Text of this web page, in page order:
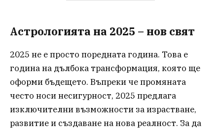
Астрологията на 2025 – нов свят
2025 не е просто поредната година. Това е
година на дълбока трансформация, която ще
оформи бъдещето. Въпреки че промяната
често носи несигурност, 2025 предлага
изключителни възможности за израстване,
развитие и създаване на нова реалност. За да